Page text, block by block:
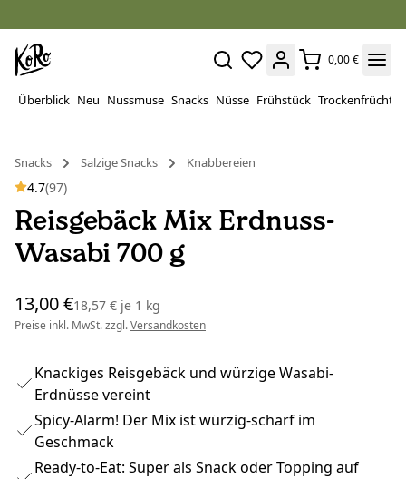
0,00 €
Überblick Neu Nussmuse Snacks Nüsse Frühstück Trockenfrüchte
Snacks
Salzige Snacks Knabbereien
4.7(97)
Reisgebäck Mix Erdnuss-
Wasabi 700 g
13,00 €18,57 € je 1 kg
Preise inkl. MwSt. zzgl.Versandkosten
Knackiges Reisgebäck und würzige Wasabi-
Erdnüsse vereint
Spicy-Alarm! Der Mix ist würzig-scharf im
Geschmack
Ready-to-Eat: Super als Snack oder Topping auf